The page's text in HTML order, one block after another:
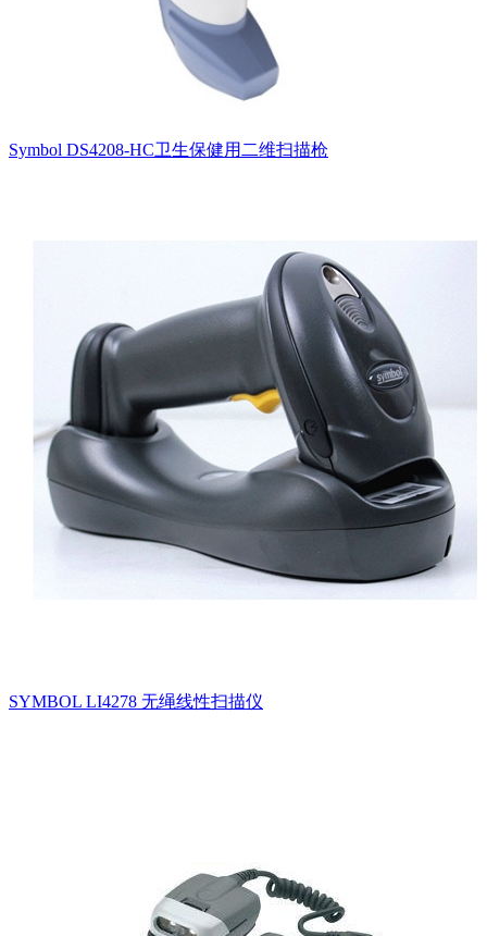
Symbol DS4208-HC卫生保健用二维扫描枪
SYMBOL LI4278 无绳线性扫描仪